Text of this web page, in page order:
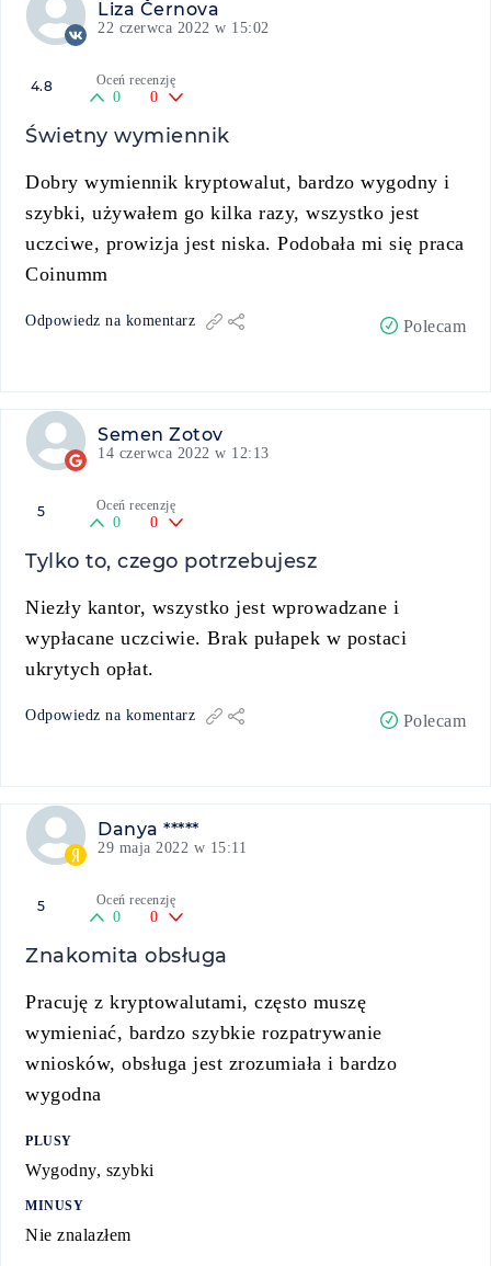
Liza Černova
22 czerwca 2022 w 15:02
4.8 Oceń recenzję
0 0
Świetny wymiennik
Dobry wymiennik kryptowalut, bardzo wygodny i
szybki, używałem go kilka razy, wszystko jest
uczciwe, prowizja jest niska. Podobała mi się praca
Coinumm
Odpowiedz na komentarz Polecam
Semen Zotov
14 czerwca 2022 w 12:13
5 Oceń recenzję
0 0
Tylko to, czego potrzebujesz
Niezły kantor, wszystko jest wprowadzane i
wypłacane uczciwie. Brak pułapek w postaci
ukrytych opłat.
Odpowiedz na komentarz Polecam
Danya *****
29 maja 2022 w 15:11
5 Oceń recenzję
0 0
Znakomita obsługa
Pracuję z kryptowalutami, często muszę
wymieniać, bardzo szybkie rozpatrywanie
wniosków, obsługa jest zrozumiała i bardzo
wygodna
PLUSY
Wygodny, szybki
MINUSY
Nie znalazłem